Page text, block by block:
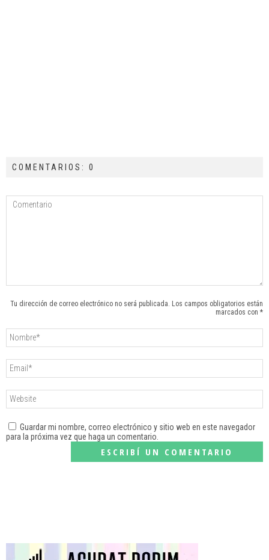
COMENTARIOS: 0
Tu dirección de correo electrónico no será publicada. Los campos obligatorios están
marcados con *
Guardar mi nombre, correo electrónico y sitio web en este navegador
para la próxima vez que haga un comentario.